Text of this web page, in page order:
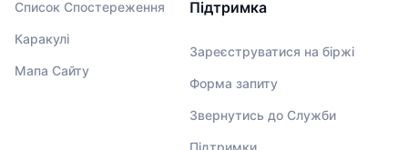
Список Спостереження
Каракулі
Мапа Сайту
Підтримка
Зареєструватися на біржі
Форма запиту
Звернутись до Служби
Підтримки